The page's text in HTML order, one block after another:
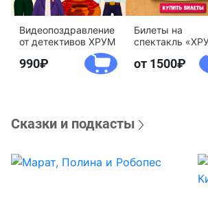
Видеопоздравление
от детективов ХРУМ
990
Билеты на
спектакль
Осторожно,
Юдо!»
от 1500
Сказки и подкасты